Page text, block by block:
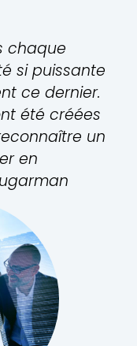
chaque
si puissante
ce dernier.
été créées
un
en